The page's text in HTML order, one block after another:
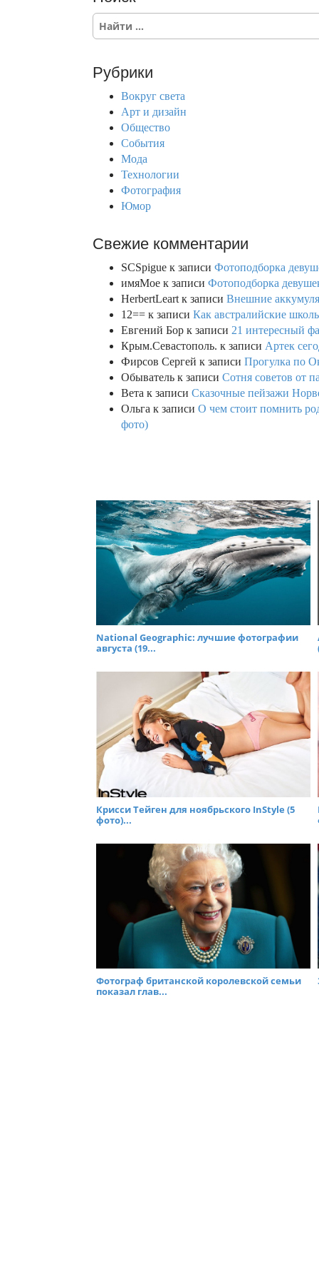
S
c
Рубрики
Вокруг света
Арт и дизайн
Общество
События
Мода
Технологии
Фотография
Юмор
Свежие комментарии
SCSpigue к записи Фотоподборка
имяМое к записи Фотоподборка
HerbertLeart к записи Внешние
12== к записи Как австралийские
Евгений Бор к записи 21 интересный
Крым.Севастополь. к записи Артек
Фирсов Сергей к записи Прогулка по
Обыватель к записи Сотня советов от
Вета к записи Сказочные пейзажи
Ольга к записи О чем стоит помнить
фото)
National Geographic: лучшие фотографии
августа (19...
Крисси Тейген для ноябрьского InStyle (5
фото)...
Фотограф британской королевской семьи
показал глав...